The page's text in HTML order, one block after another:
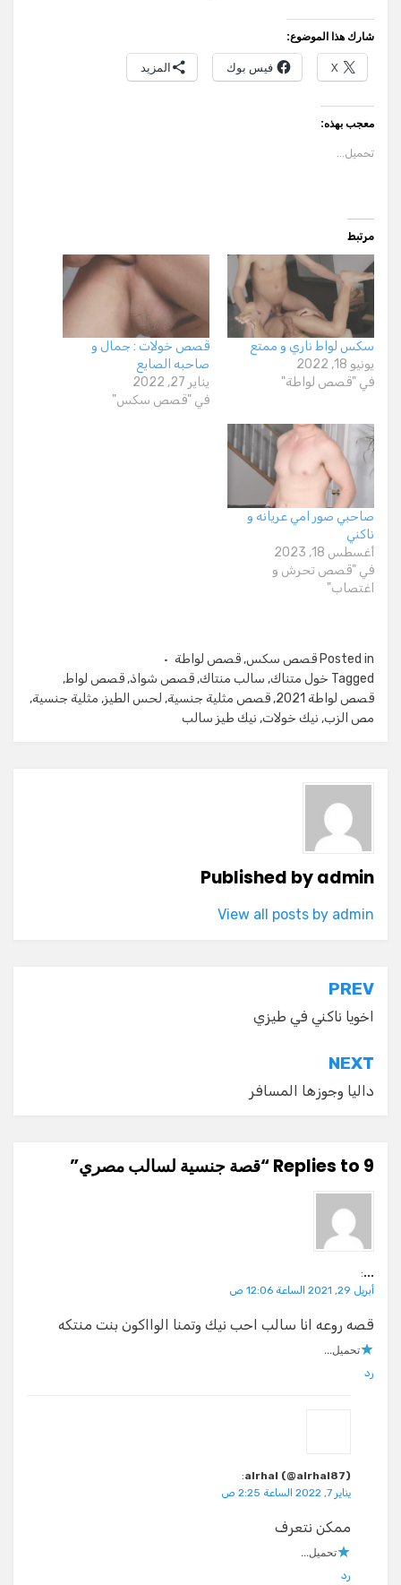
شارك هذا الموضوع:
X فيس بوك المزيد
معجب بهذه:
تحميل...
مرتبط
سكس لواط ناري و ممتع
يونيو 18, 2022
في "قصص لواطة"
قصص خولات : جمال و
صاحبه الصايع
يناير 27, 2022
في "قصص سكس"
صاحبي صور امي عريانه و
ناكني
أغسطس 18, 2023
في "قصص تحرش و
اغتصاب"
Posted in قصص سكس, قصص لواطة
Tagged خول متناك, سالب منتاك, قصص شواذ, قصص لواط,
قصص لواطة 2021
, قصص مثلية جنسية, لحس الطيز, مثلية جنسية,
مص الزب, نيك خولات, نيك طيز سالب
Published byadmin
View all posts by admin
تصفّح
المقالات
PREV
اخويا ناكني في طيزي
NEXT
داليا وجوزها المسافر
9 Replies to “قصة جنسية لسالب مصري”
...
:
أبريل 29, 2021 الساعة 12:06 ص
قصه روعه انا سالب احب نيك وتمنا الوااكون بنت منتكه
تحميل...
رد
alrhal (@alrhal87)
:
يناير 7, 2022 الساعة 2:25 ص
ممكن نتعرف
تحميل...
رد